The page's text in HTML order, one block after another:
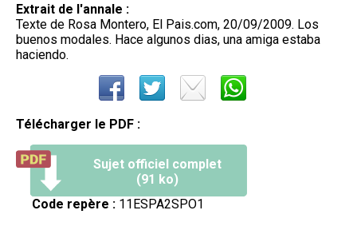
Extrait de l'annale :
Texte de Rosa Montero, El Pais.com, 20/09/2009. Los
buenos modales. Hace algunos dias, una amiga estaba
haciendo.
Télécharger le PDF :
Sujet officiel complet
(91 ko)
Code repère : 11ESPA2SPO1